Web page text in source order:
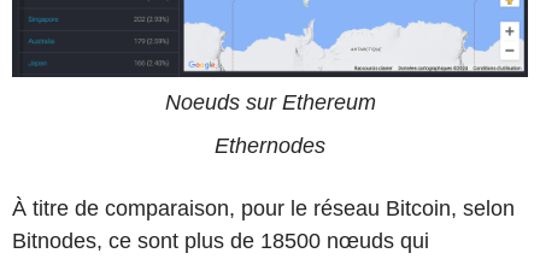
Noeuds sur Ethereum
Ethernodes
À titre de comparaison, pour le réseau Bitcoin, selon
Bitnodes, ce sont plus de 18500 nœuds qui